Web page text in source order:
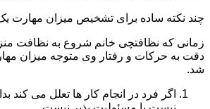
چند نکته ساده برای تشخیص میزان مهارت
زمانی که نظافتچی خانم شروع به نظافت
دقت به حرکات و رفتار وی متوجه میزان
شد.
اگر فرد در انجام کار ها تعلل می کند